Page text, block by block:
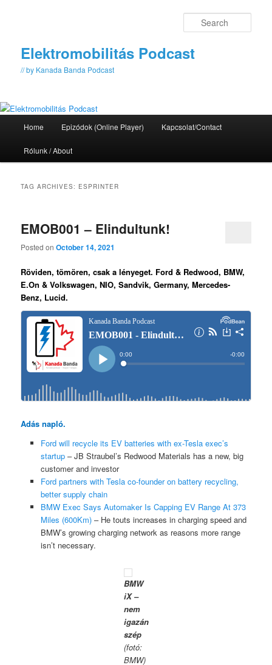
Elektromobilitás Podcast
// by Kanada Banda Podcast
Home Epizódok (Online Player) Kapcsolat/Contact
Rólunk / About
TAG ARCHIVES: ESPRINTER
EMOB001 – Elindultunk!
Posted onOctober 14, 2021
Röviden, tömören, csak a lényeget. Ford & Redwood, BMW,
E.On & Volkswagen, NIO, Sandvik, Germany, Mercedes-
Benz, Lucid.
Adás napló.
Ford will recycle its EV batteries with ex-Tesla exec’s
startup– JB Straubel’s Redwood Materials has a new, big
customer and investor
Ford partners with Tesla co-founder on battery recycling,
better supply chain
BMW Exec Says Automaker Is Capping EV Range At 373
Miles (600Km)– He touts increases in charging speed and
BMW’s growing charging network as reasons more range
isn’t necessary.
BMW
iX –
nem
igazán
szép
(fotó:
BMW)